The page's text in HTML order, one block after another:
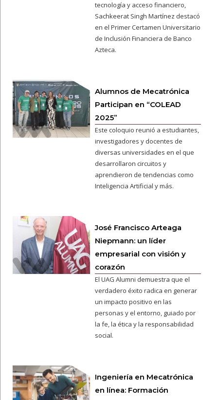
tecnología y acceso financiero,
Sachkeerat Singh Martínez destacó
en el Primer Certamen Universitario
de Inclusión Financiera de Banco
Azteca.
Alumnos de Mecatrónica
Participan en “COLEAD
2025”
Este coloquio reunió a estudiantes,
investigadores y docentes de
diversas universidades en el que
desarrollaron circuitos y
aprendieron de tendencias como
Inteligencia Artificial y más.
José Francisco Arteaga
Niepmann: un líder
empresarial con visión y
corazón
El UAG Alumni demuestra que el
verdadero éxito radica en generar
un impacto positivo en las
personas y el entorno, guiado por
la fe, la ética y la responsabilidad
social.
Ingeniería en Mecatrónica
en línea: Formación